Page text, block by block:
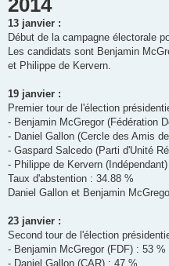
s
g
e
2014
13 janvier :
Début de la campagne électorale
Les candidats sont Benjamin
et Philippe de Kervern.
19 janvier :
Premier tour de l'élection
- Benjamin McGregor (Fédération
- Daniel Gallon (Cercle des Amis
- Gaspard Salcedo (Parti d'Unité
- Philippe de Kervern
Taux d'abstention : 34.88 %
Daniel Gallon et Benjamin
23 janvier :
Second tour de l'élection
- Benjamin McGregor (FDF) : 53 %
- Daniel Gallon (CAR) : 47 %